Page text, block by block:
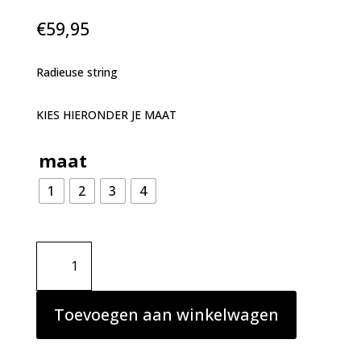
€59,95
Radieuse string
KIES HIERONDER JE MAAT
maat
1 2 3 4
Simone
Perele
Radieuse
string
flamingo
aantal
Toevoegen aan winkelwagen